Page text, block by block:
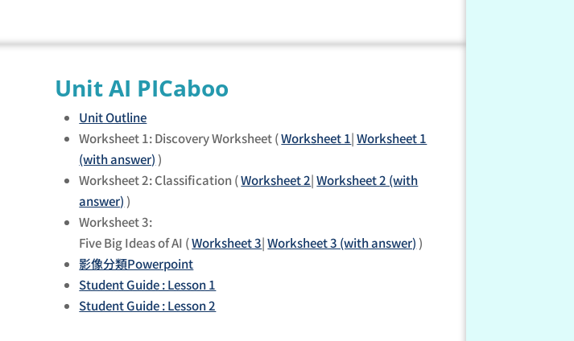
Unit AI PICaboo
Unit Outline
Worksheet 1: Discovery Worksheet (Worksheet 1|Worksheet 1
(with answer) )
Worksheet 2: Classification (Worksheet 2|Worksheet 2 (with
answer) )
Worksheet 3:
Five Big Ideas of AI (Worksheet 3|Worksheet 3 (with answer) )
影像分類Powerpoint
Student Guide : Lesson 1
Student Guide : Lesson 2